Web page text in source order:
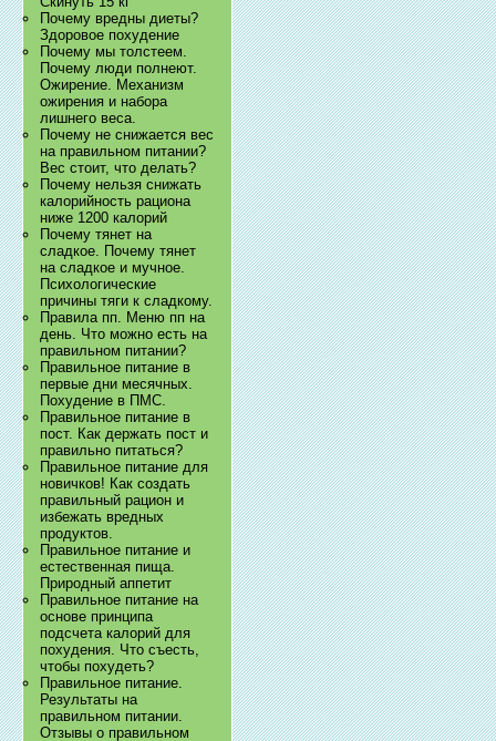
Почему вредны диеты?
Здоровое похудение
Почему мы толстеем.
Почему люди полнеют.
Ожирение. Механизм
ожирения и набора
лишнего веса.
Почему не снижается вес
на правильном питании?
Вес стоит, что делать?
Почему нельзя снижать
калорийность рациона
ниже 1200 калорий
Почему тянет на
сладкое. Почему тянет
на сладкое и мучное.
Психологические
причины тяги к сладкому.
Правила пп. Меню пп на
день. Что можно есть на
правильном питании?
Правильное питание в
первые дни месячных.
Похудение в ПМС.
Правильное питание в
пост. Как держать пост и
правильно питаться?
Правильное питание для
новичков! Как создать
правильный рацион и
избежать вредных
продуктов.
Правильное питание и
естественная пища.
Природный аппетит
Правильное питание на
основе принципа
подсчета калорий для
похудения. Что съесть,
чтобы похудеть?
Правильное питание.
Результаты на
правильном питании.
Отзывы о правильном